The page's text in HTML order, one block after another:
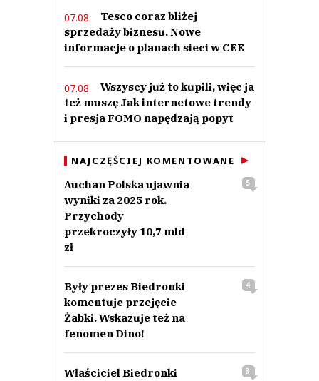
07.08.
Tesco coraz bliżej
sprzedaży biznesu. Nowe
informacje o planach sieci w CEE
07.08.
Wszyscy już to kupili, więc ja
też muszę Jak internetowe trendy
i presja FOMO napędzają popyt
NAJCZĘŚCIEJ KOMENTOWANE
Auchan Polska ujawnia
wyniki za 2025 rok.
Przychody
przekroczyły 10,7 mld
zł
5
Były prezes Biedronki
komentuje przejęcie
Żabki. Wskazuje też na
fenomen Dino!
4
Właściciel Biedronki
3